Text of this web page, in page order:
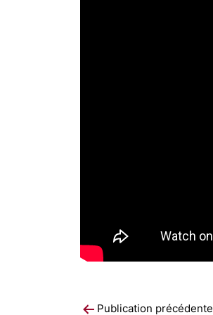
Publication précédente